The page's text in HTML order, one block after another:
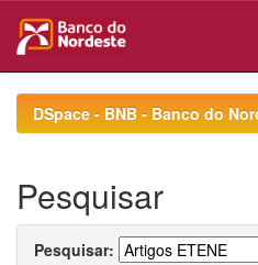
navigationDSpace - BNB - Banco do
Pesquisar
Pesquisar: